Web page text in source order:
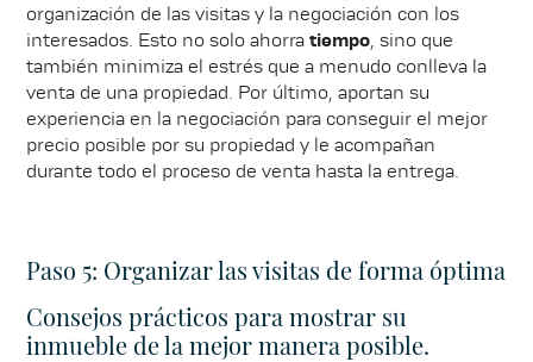
organización de las visitas y la negociación con los
interesados. Esto no solo ahorratiempo, sino que
también minimiza el estrés que a menudo conlleva la
venta de una propiedad. Por último, aportan su
experiencia en la negociación para conseguir el mejor
precio posible por su propiedad y le acompañan
durante todo el proceso de venta hasta la entrega.
Paso 5: Organizar las visitas de forma óptima
Consejos prácticos para mostrar su
inmueble de la mejor manera posible.